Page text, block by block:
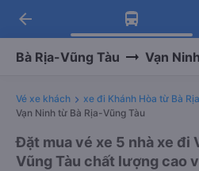
Tải app Vexere
Nhận ưu đãi thành
Tải app Vexere
-30k/ghế khi đặt vé
arrow_back
Bà Rịa-Vũng Tàu Vạn Ninh
Vé xe khách xe đi Khánh Hòa từ Bà
Vạn Ninh từ Bà Rịa-Vũng Tàu
Đặt mua vé xe 5 nhà xe đi
Vũng Tàu chất lượng cao